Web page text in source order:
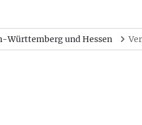
Württemberg und Hessen